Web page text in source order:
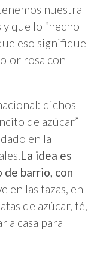
nuestra
que lo “hecho
eso signifique
rosa con
dichos
de azúcar”
en la
La idea es
de barrio, con
en las tazas, en
de azúcar, té,
a casa para